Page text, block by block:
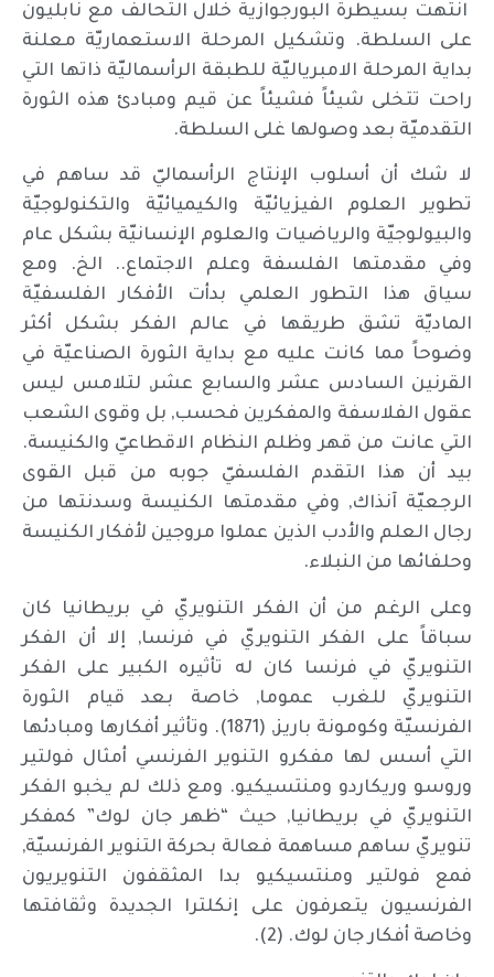
انتهت بسيطرة البورجوازية خلال التحالف مع نابليون
على السلطة. وتشكيل المرحلة الاستعماريّة معلنة
بداية المرحلة الامبرياليّة للطبقة الرأسماليّة ذاتها التي
راحت تتخلى شيئاً فشيئاً عن قيم ومبادئ هذه الثورة
التقدميّة بعد وصولها غلى السلطة.
لا شك أن أسلوب الإنتاج الرأسماليّ قد ساهم في
تطوير العلوم الفيزيائيّة والكيميائيّة والتكنولوجيّة
والبيولوجيّة والرياضيات والعلوم الإنسانيّة بشكل عام
وفي مقدمتها الفلسفة وعلم الاجتماع.. الخ. ومع
سياق هذا التطور العلمي بدأت الأفكار الفلسفيّة
الماديّة تشق طريقها في عالم الفكر بشكل أكثر
وضوحاً مما كانت عليه مع بداية الثورة الصناعيّة في
القرنين السادس عشر والسابع عشر, لتلامس ليس
عقول الفلاسفة والمفكرين فحسب, بل وقوى الشعب
التي عانت من قهر وظلم النظام الاقطاعيّ والكنيسة.
بيد أن هذا التقدم الفلسفيّ جوبه من قبل القوى
الرجعيّة آنذاك, وفي مقدمتها الكنيسة وسدنتها من
رجال العلم والأدب الذين عملوا مروجين لأفكار الكنيسة
وحلفائها من النبلاء.
وعلى الرغم من أن الفكر التنويريّ في بريطانيا كان
سباقاً على الفكر التنويريّ في فرنسا, إلا أن الفكر
التنويريّ في فرنسا كان له تأثيره الكبير على الفكر
التنويريّ للغرب عموما, خاصة بعد قيام الثورة
الفرنسيّة وكومونة باريز, (1871). وتأثير أفكارها ومبادئها
التي أسس لها مفكرو التنوير الفرنسي أمثال فولتير
وروسو وريكاردو ومنتسيكيو. ومع ذلك لم يخبو الفكر
التنويريّ في بريطانيا, حيث “ظهر جان لوك” كمفكر
تنويريّ ساهم مساهمة فعالة بحركة التنوير الفرنسيّة,
فمع فولتير ومنتسيكيو بدا المثقفون التنويريون
الفرنسيون يتعرفون على إنكلترا الجديدة وثقافتها
وخاصة أفكار جان لوك. (2).